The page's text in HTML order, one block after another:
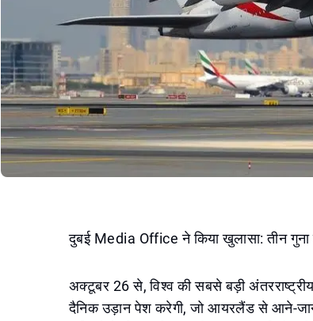
दुबई Media Office ने किया खुलासा: तीन गुना
अक्टूबर 26 से, विश्व की सबसे बड़ी
दैनिक उड़ान पेश करेगी, जो आयरलैंड से आने-